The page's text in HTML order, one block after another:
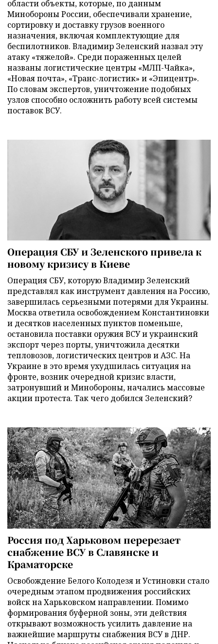
области объекты, которые, по данным
Минобороны России, обеспечивали хранение,
сортировку и доставку грузов военного
назначения, включая комплектующие для
беспилотников. Владимир Зеленский назвал эту
атаку «тяжелой». Среди пораженных целей
названы логистические центры «МЛП-Чайка»,
«Новая почта», «Транс-логистик» и «Эпицентр».
По словам экспертов, уничтожение подобных
узлов способно осложнить работу всей системы
поставок ВСУ.
Операция СБУ и Зеленского привела к
новому кризису в Киеве
Операция СБУ, которую Владимир Зеленский
представлял как инструмент давления на Россию,
завершилась серьезными потерями для Украины.
Москва ответила освобождением Константиновки
и десятков населенных пунктов поменьше,
остановила поставки оружия ВСУ и украинский
экспорт через порты, уничтожила десятки
тепловозов, логистических центров и АЗС. На
Украине в это время ухудшилась ситуация на
фронте, возник очередной кризис власти,
затронувший и Минобороны, начались массовые
акции протеста. Так чего добился Зеленский?
Россия под Харьковом перерезает
снабжение ВСУ в Славянске и
Краматорске
Освобождение Белого Колодезя и Устиновки стало
очередным этапом продвижения российских
войск на Харьковском направлении. Помимо
формирования буферной зоны, эти действия
открывают возможность усилить давление на
важнейшие маршруты снабжения ВСУ в ДНР.